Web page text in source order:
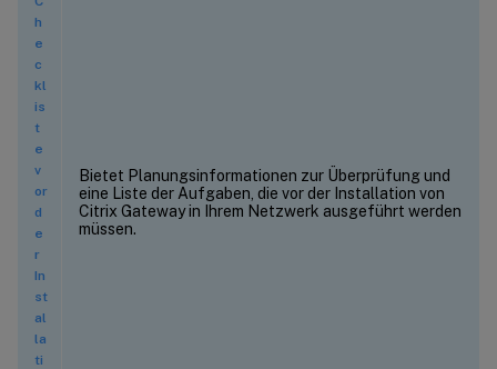
h
e
c
kl
is
t
e
v
or
d
e
r
In
st
al
la
ti
Bietet Planungsinformationen zur Überprüfung und
eine Liste der Aufgaben, die vor der Installation von
Citrix Gateway in Ihrem Netzwerk ausgeführt werden
müssen.